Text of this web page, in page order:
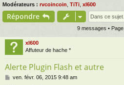
pi
de
s
Modérateurs : rvcoincoin TiTi xl600
Répondre
9 messages • Page
xl600
Affuteur de hache *
Alerte Plugin Flash et autre
M
ven. févr. 06, 2015 9:48 am